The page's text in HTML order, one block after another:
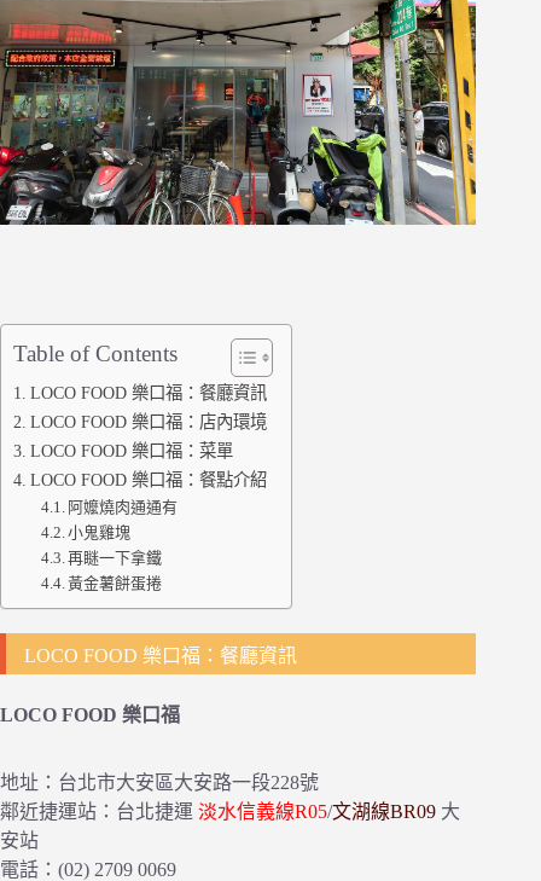
Table of Contents
LOCO FOOD 樂口福：餐廳資訊
LOCO FOOD 樂口福：店內環境
LOCO FOOD 樂口福：菜單
LOCO FOOD 樂口福：餐點介紹
阿嬤燒肉通通有
小鬼雞塊
再瞇一下拿鐵
黃金薯餅蛋捲
LOCO FOOD 樂口福：餐廳資訊
LOCO FOOD 樂口福
地址：台北市大安區大安路一段228號
鄰近捷運站：台北捷運 淡水信義線R05/文湖線BR09 大
安站
電話：(02) 2709 0069